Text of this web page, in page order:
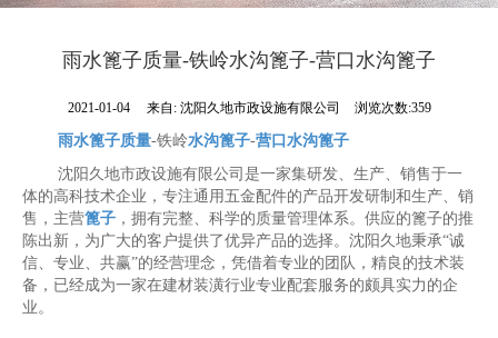
雨水篦子质量-铁岭水沟篦子-营口水沟篦子
2021-01-04 来自: 沈阳久地市政设施有限公司 浏览次数:359
雨水篦子质量-铁岭水沟篦子-营口水沟篦子
沈阳久地市政设施有限公司是一家集研发、生产、销售于一
体的高科技术企业，专注通用五金配件的产品开发研制和生产、销
售，主营篦子，拥有完整、科学的质量管理体系。供应的篦子的推
陈出新，为广大的客户提供了优异产品的选择。沈阳久地秉承“诚
信、专业、共赢”的经营理念，凭借着专业的团队，精良的技术装
备，已经成为一家在建材装潢行业专业配套服务的颇具实力的企
业。